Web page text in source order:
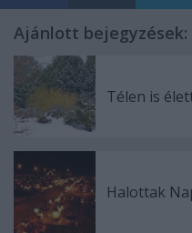
Ajánlott bejegyzések:
Télen is
Halottak